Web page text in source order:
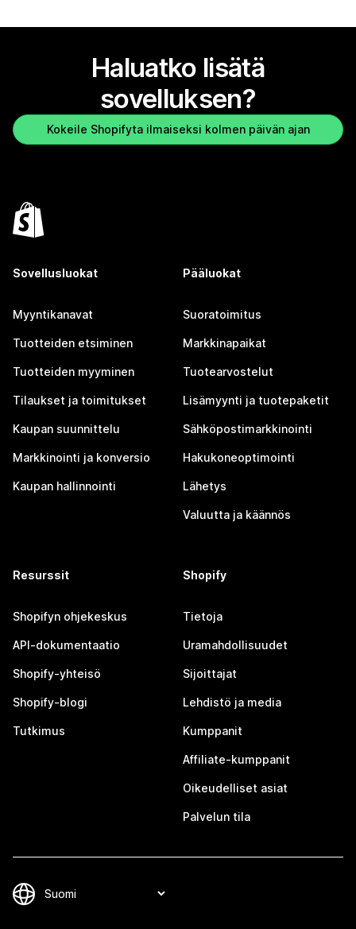
Haluatko lisätä
sovelluksen?
Kokeile Shopifyta ilmaiseksi kolmen päivän ajan
Sovellusluokat
Myyntikanavat
Tuotteiden etsiminen
Tuotteiden myyminen
Tilaukset ja toimitukset
Kaupan suunnittelu
Markkinointi ja konversio
Kaupan hallinnointi
Pääluokat
Suoratoimitus
Markkinapaikat
Tuotearvostelut
Lisämyynti ja tuotepaketit
Sähköpostimarkkinointi
Hakukoneoptimointi
Lähetys
Valuutta ja käännös
Resurssit
Shopifyn ohjekeskus
API-dokumentaatio
Shopify-yhteisö
Shopify-blogi
Tutkimus
Shopify
Tietoja
Uramahdollisuudet
Sijoittajat
Lehdistö ja media
Kumppanit
Affiliate-kumppanit
Oikeudelliset asiat
Palvelun tila